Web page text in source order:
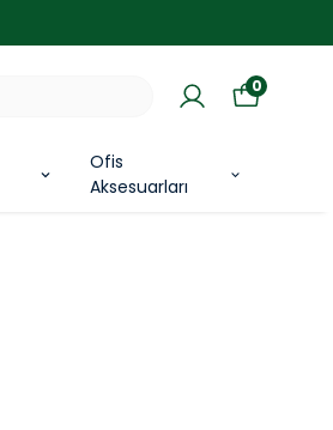
Ofis
Aksesuarları
0